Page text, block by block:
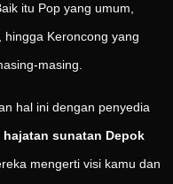
itu Pop yang umum,
Keroncong yang
masing.
hal ini dengan penyedia
sunatan Depok
mengerti visi kamu dan